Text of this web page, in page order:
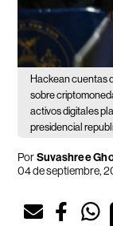
Hackean cuentas
sobre
activos digitales
presidencial
PorSuvashree
04 de septiembre,